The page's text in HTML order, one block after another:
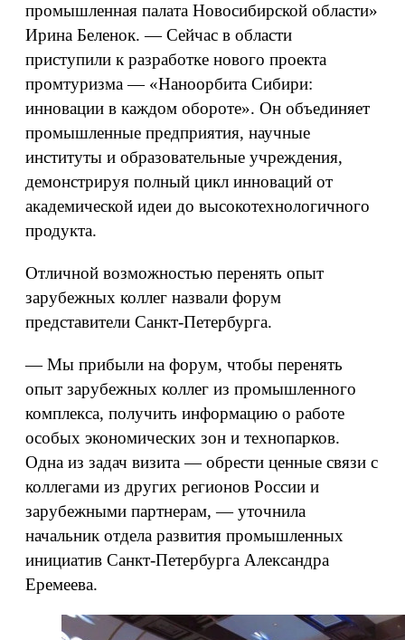
промышленная палата Новосибирской области»
Ирина Беленок. — Сейчас в области
приступили к разработке нового проекта
промтуризма — «Наноорбита Сибири:
инновации в каждом обороте». Он объединяет
промышленные предприятия, научные
институты и образовательные учреждения,
демонстрируя полный цикл инноваций от
академической идеи до высокотехнологичного
продукта.
Отличной возможностью перенять опыт
зарубежных коллег назвали форум
представители Санкт-Петербурга.
— Мы прибыли на форум, чтобы перенять
опыт зарубежных коллег из промышленного
комплекса, получить информацию о работе
особых экономических зон и технопарков.
Одна из задач визита — обрести ценные связи с
коллегами из других регионов России и
зарубежными партнерам, — уточнила
начальник отдела развития промышленных
инициатив Санкт-Петербурга Александра
Еремеева.